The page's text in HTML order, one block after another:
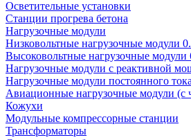
Осветительные установки
Станции прогрева бетона
Нагрузочные модули
Низковольтные нагрузочные модули
Высоковольтные нагрузочные модули
Нагрузочные модули с реактивной
Нагрузочные модули постоянного тока
Авиационные нагрузочные модули (с
Кожухи
Модульные компрессорные станции
Трансформаторы